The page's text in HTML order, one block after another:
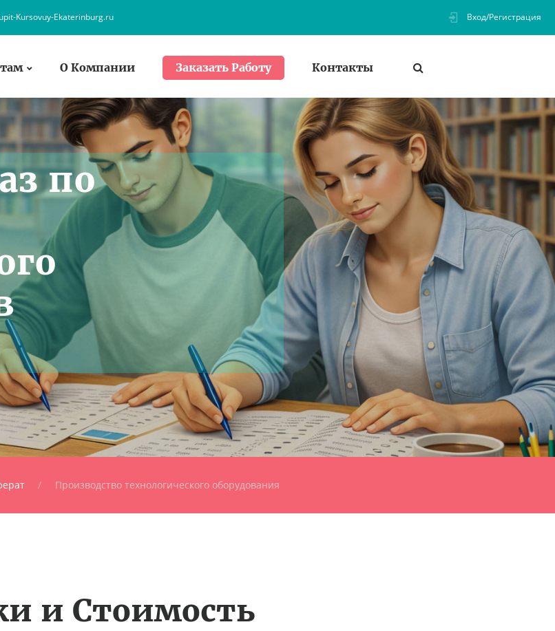
Kursovuy-Ekaterinburg.ru Вход/Регистрация
О Компании Заказать Работу Контакты
по
Производство технологического оборудования
и Стоимость